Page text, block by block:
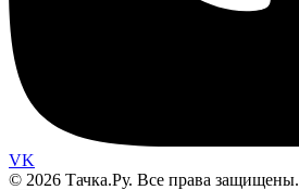
VK
© 2026 Тачка.Ру. Все права защищены.